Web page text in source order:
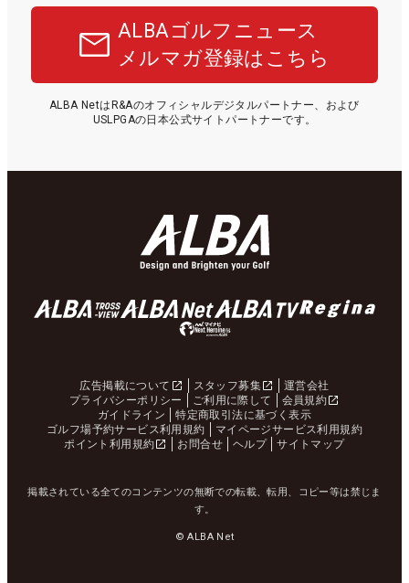
ALBAゴルフニュース
メルマガ登録はこちら
ALBA NetはR&Aのオフィシャルデジタルパートナー、および
USLPGAの日本公式サイトパートナーです。
広告掲載について スタッフ募集
運営会社
プライバシーポリシー
ご利用に際して
会員規約
ガイドライン
特定商取引法に基づく表示
ゴルフ場予約サービス利用規約
マイページサービス利用規約
ポイント利用規約
お問合せ ヘルプ サイトマップ
掲載されている全てのコンテンツの無断での転載、転用、コピー等は禁じま
す。
© ALBA Net